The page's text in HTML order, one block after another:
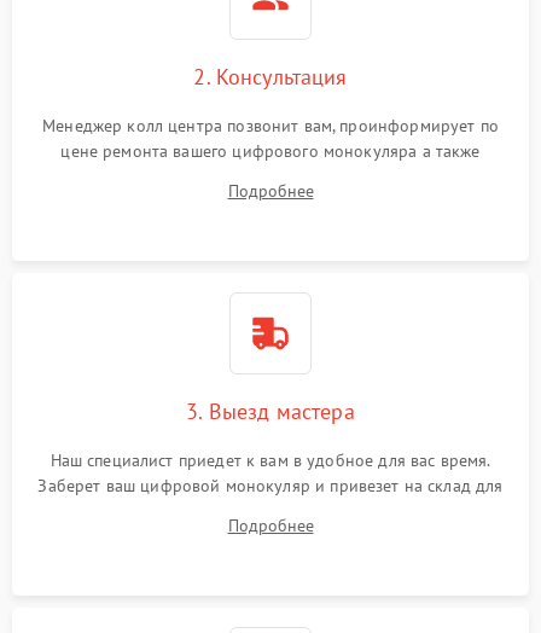
2. Консультация
Менеджер колл центра позвонит вам, проинформирует по
цене ремонта вашего цифрового монокуляра а также
Подробнее
3. Выезд мастера
Наш специалист приедет к вам в удобное для вас время.
Заберет ваш цифровой монокуляр и привезет на склад для
Подробнее